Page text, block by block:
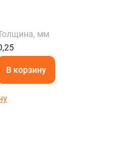
мм
В корзину